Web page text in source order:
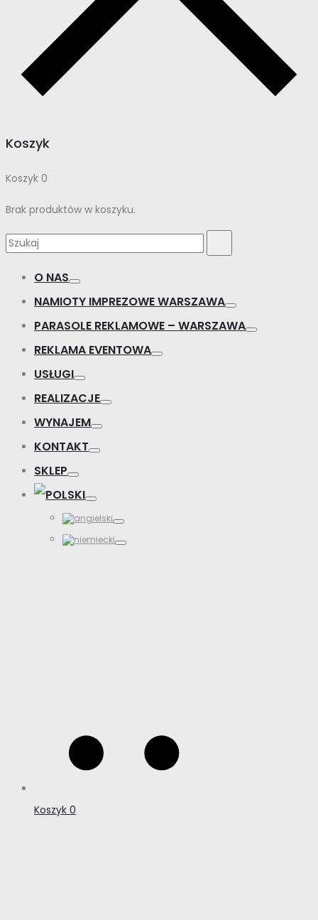
Koszyk
Koszyk 0
Brak produktów w koszyku.
Szukaj
O NAS
NAMIOTY IMPREZOWE WARSZAWA
PARASOLE REKLAMOWE – WARSZAWA
REKLAMA EVENTOWA
USŁUGI
REALIZACJE
WYNAJEM
KONTAKT
SKLEP
Koszyk 0